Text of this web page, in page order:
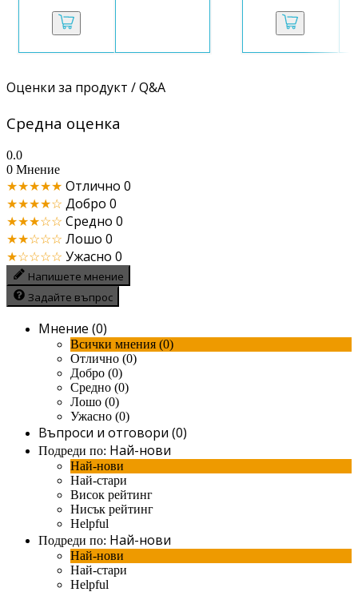
Оценки за продукт / Q&A
Средна оценка
0.0
0 Мнение
★★★★★ Отлично 0
★★★★☆ Добро 0
★★★☆☆ Средно 0
★★☆☆☆ Лошо 0
★☆☆☆☆ Ужасно 0
Напишете мнение
Задайте въпрос
Мнение (0)
Всички мнения (0)
Отлично (0)
Добро (0)
Средно (0)
Лошо (0)
Ужасно (0)
Въпроси и отговори (0)
Подреди по: Най-нови
Най-нови
Най-стари
Висок рейтинг
Нисък рейтинг
Helpful
Подреди по: Най-нови
Най-нови
Най-стари
Helpful